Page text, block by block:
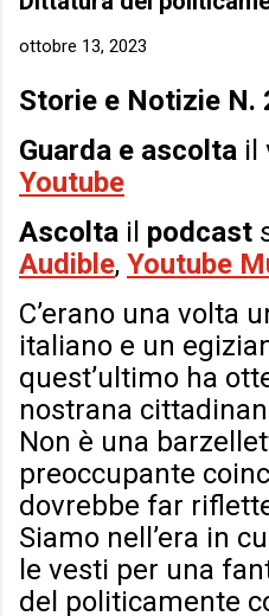
ottobre 13, 2023
Storie e Notizie N.
Guarda e ascolta il
Youtube
Ascolta il podcast
Audible, Youtube
C’erano una volta
italiano e un
quest’ultimo ha
nostrana
Non è una
preoccupante
dovrebbe far
Siamo nell’era in
le vesti per una
del politicamente